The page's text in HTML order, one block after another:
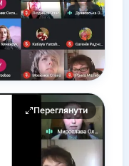
Переглянути